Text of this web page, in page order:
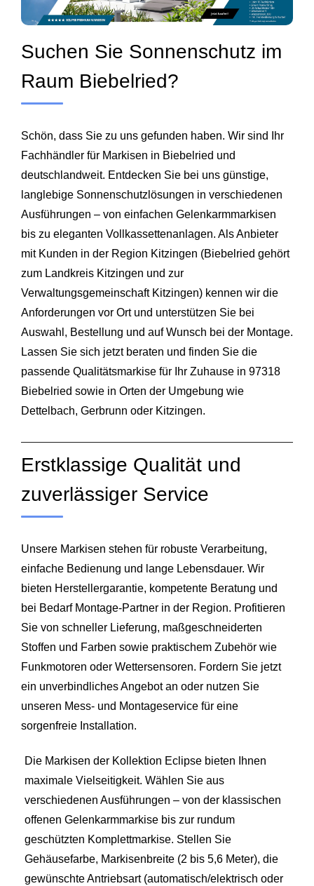
Suchen Sie Sonnenschutz im
Raum Biebelried?
Schön, dass Sie zu uns gefunden haben. Wir sind Ihr
Fachhändler für Markisen in Biebelried und
deutschlandweit. Entdecken Sie bei uns günstige,
langlebige Sonnenschutzlösungen in verschiedenen
Ausführungen – von einfachen Gelenkarmmarkisen
bis zu eleganten Vollkassettenanlagen. Als Anbieter
mit Kunden in der Region Kitzingen (Biebelried gehört
zum Landkreis Kitzingen und zur
Verwaltungsgemeinschaft Kitzingen) kennen wir die
Anforderungen vor Ort und unterstützen Sie bei
Auswahl, Bestellung und auf Wunsch bei der Montage.
Lassen Sie sich jetzt beraten und finden Sie die
passende Qualitätsmarkise für Ihr Zuhause in 97318
Biebelried sowie in Orten der Umgebung wie
Dettelbach, Gerbrunn oder Kitzingen.
Erstklassige Qualität und
zuverlässiger Service
Unsere Markisen stehen für robuste Verarbeitung,
einfache Bedienung und lange Lebensdauer. Wir
bieten Herstellergarantie, kompetente Beratung und
bei Bedarf Montage-Partner in der Region. Profitieren
Sie von schneller Lieferung, maßgeschneiderten
Stoffen und Farben sowie praktischem Zubehör wie
Funkmotoren oder Wettersensoren. Fordern Sie jetzt
ein unverbindliches Angebot an oder nutzen Sie
unseren Mess- und Montageservice für eine
sorgenfreie Installation.
Die Markisen der Kollektion Eclipse bieten Ihnen
maximale Vielseitigkeit. Wählen Sie aus
verschiedenen Ausführungen – von der klassischen
offenen Gelenkarmmarkise bis zur rundum
geschützten Komplettmarkise. Stellen Sie
Gehäusefarbe, Markisenbreite (2 bis 5,6 Meter), die
gewünschte Antriebsart (automatisch/elektrisch oder